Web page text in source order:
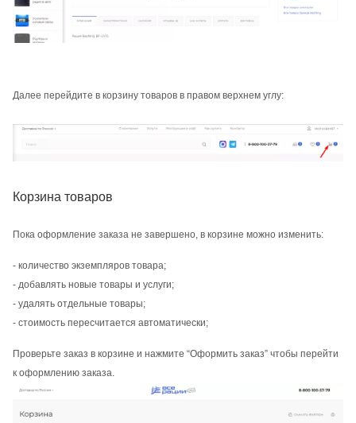
Далее перейдите в корзину товаров в правом верхнем углу:
Корзина товаров
Пока оформление заказа не завершено, в корзине можно изменить:
- количество экземпляров товара;
- добавлять новые товары и услуги;
- удалять отдельные товары;
- стоимость пересчитается автоматически;
Проверьте заказ в корзине и нажмите “Оформить заказ” чтобы перейти
к оформлению заказа.